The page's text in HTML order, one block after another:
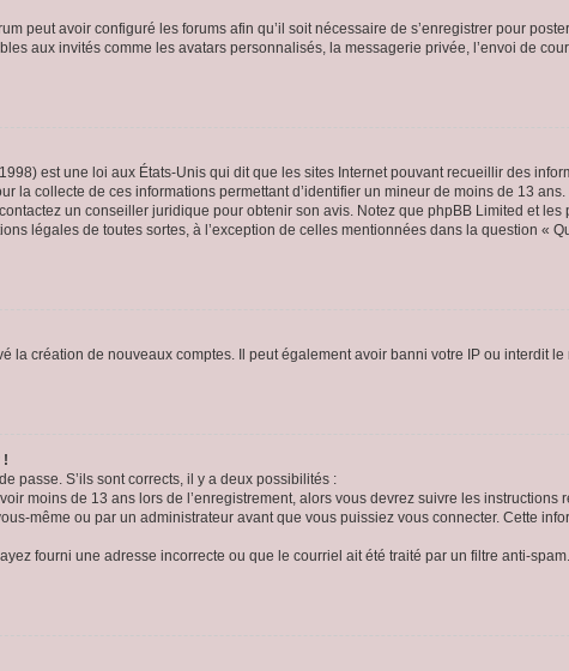
peut avoir configuré les forums afin qu’il soit nécessaire de s’enregistrer pour
aux invités comme les avatars personnalisés, la messagerie privée, l’envoi de
est une loi aux États-Unis qui dit que les sites Internet pouvant recueillir des
la collecte de ces informations permettant d’identifier un mineur de moins de 13
un conseiller juridique pour obtenir son avis. Notez que phpBB Limited et
légales de toutes sortes, à l’exception de celles mentionnées dans la question «
la création de nouveaux comptes. Il peut également avoir banni votre IP ou interdit
!
passe. S’ils sont corrects, il y a deux possibilités :
moins de 13 ans lors de l’enregistrement, alors vous devrez suivre les
même ou par un administrateur avant que vous puissiez vous connecter. Cette
fourni une adresse incorrecte ou que le courriel ait été traité par un filtre anti-